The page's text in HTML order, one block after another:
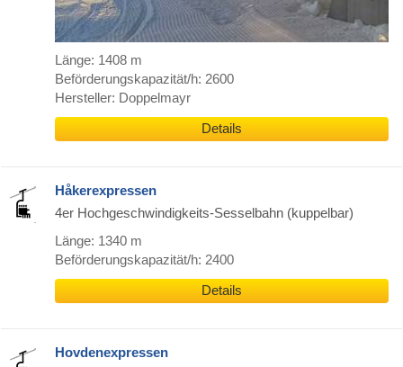
Länge: 1408 m
Beförderungskapazität/h: 2600
Hersteller: Doppelmayr
Details
Håkerexpressen
4er Hochgeschwindigkeits-Sesselbahn (kuppelbar)
Länge: 1340 m
Beförderungskapazität/h: 2400
Details
Hovdenexpressen